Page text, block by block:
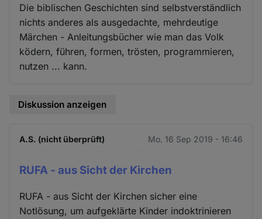
Die biblischen Geschichten sind selbstverständlich
nichts anderes als ausgedachte, mehrdeutige
Märchen - Anleitungsbücher wie man das Volk
ködern, führen, formen, trösten, programmieren,
nutzen ... kann.
Diskussion anzeigen
A.S. (nicht überprüft) Mo. 16 Sep 2019 - 16:46
RUFA - aus Sicht der Kirchen
RUFA - aus Sicht der Kirchen sicher eine
Notlösung, um aufgeklärte Kinder indoktrinieren